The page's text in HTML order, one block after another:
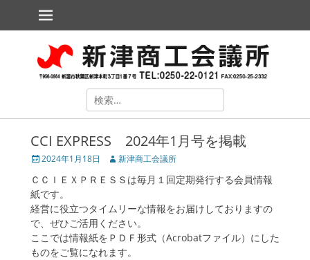
メインメニュー
コ
ン
ツ
へ
ッ
プ
新津商工会議所
The Niitsu Chamber of Commerce and Industry
検
索
象:
CCI EXPRESS 2024年1月号を掲載
投
日
2024年1月18日
投
者
新津商工会議所
ＣＣＩＥＸＰＲＥＳＳは毎月１回定期発行する会員情報
紙です。
経営に役立つタイムリーな情報をお届けしておりますの
で、ぜひご活用ください。
ここでは情報紙をＰＤＦ形式（Acrobatファイル）にした
ものをご覧になれます。